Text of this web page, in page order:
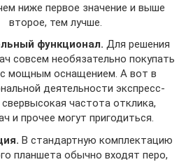
ниже первое значение и выше
второе, тем лучше.
функционал. Для решения
совсем необязательно покупать
мощным оснащением. А вот в
деятельности экспресс-
частота отклика,
и прочее могут пригодиться.
В стандартную комплектацию
планшета обычно входят перо,